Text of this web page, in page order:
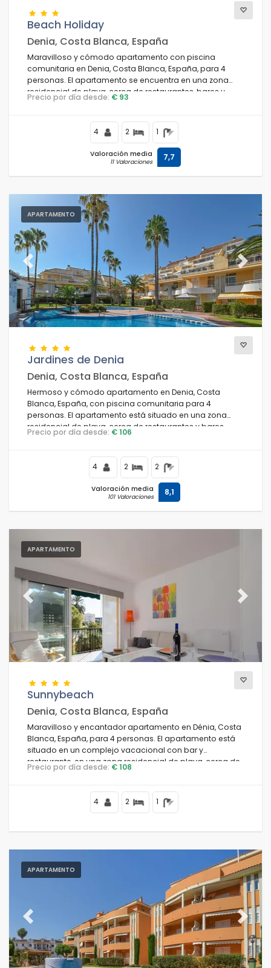
Beach Holiday
Denia, Costa Blanca, España
Maravilloso y cómodo apartamento con piscina
comunitaria en Denia, Costa Blanca, España, para 4
personas. El apartamento se encuentra en una zona
residencial de playa, cerca de restaurantes, bares y
tiendas, y está a 25 m de la playa de Las Marinas / Las
Precio por día desde: € 93
4 2 1
Valoración media
11 Valoraciones 7,7
APARTAMENTO
Previous Next
Jardines de Denia
Denia, Costa Blanca, España
Hermoso y cómodo apartamento en Denia, Costa
Blanca, España, con piscina comunitaria para 4
personas. El apartamento está situado en una zona
residencial de playa, cerca de restaurantes y bares,
tiendas y supermercados, y a solo 200 metros de la
Precio por día desde: € 106
4 2 2
Valoración media
101 Valoraciones 8,1
APARTAMENTO
Previous Next
Sunnybeach
Denia, Costa Blanca, España
Maravilloso y encantador apartamento en Dénia, Costa
Blanca, España, para 4 personas. El apartamento está
situado en un complejo vacacional con bar y
restaurante, en una zona residencial de playa, cerca de
tiendas y supermercados, a 2 km de la playa de les
Precio por día desde: € 108
4 2 1
APARTAMENTO
Previous Next